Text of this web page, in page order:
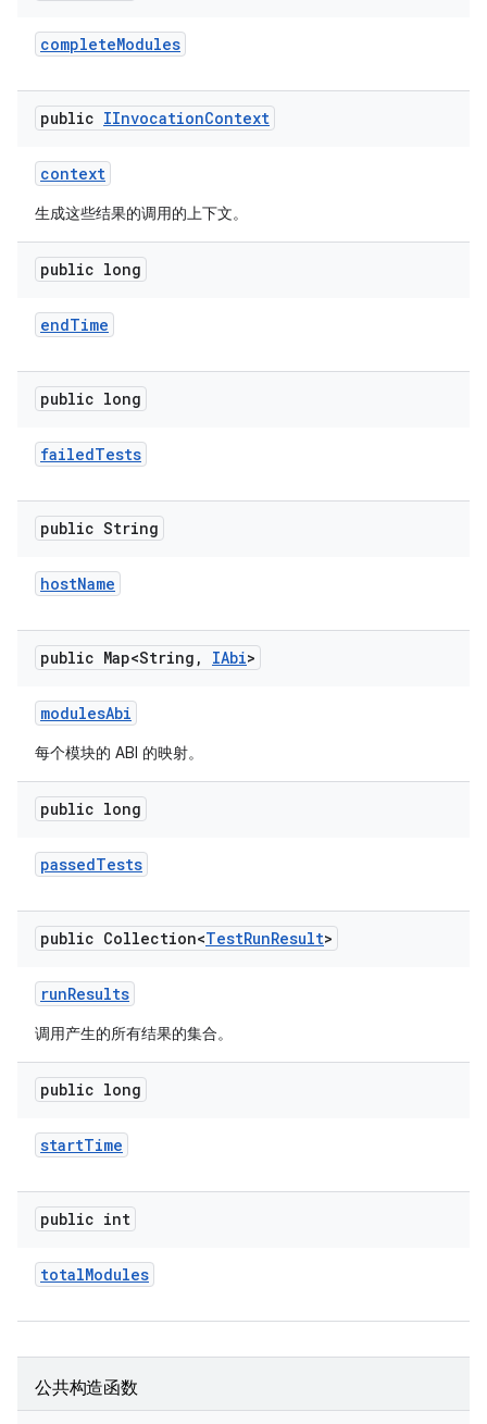
completeModules
public IInvocationContext
context
生成这些结果的调用的上下文。
public long
endTime
public long
failedTests
public String
hostName
public Map<String , IAbi>
modulesAbi
每个模块的 ABI 的映射。
public long
passedTests
public Collection<TestRunResult>
runResults
调用产生的所有结果的集合。
public long
startTime
public int
totalModules
公共构造函数